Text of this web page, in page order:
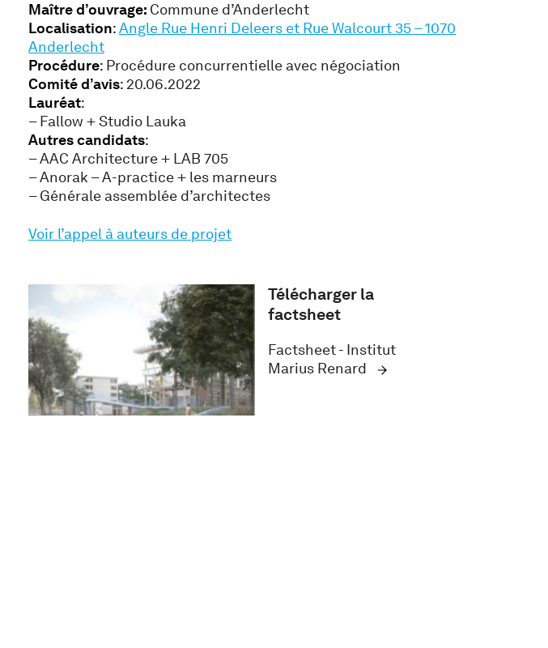
Maître d’ouvrage: Commune d’Anderlecht
Localisation:Angle Rue Henri Deleers et Rue Walcourt 35 – 1070
Anderlecht
Procédure: Procédure concurrentielle avec négociation
Comité d’avis: 20.06.2022
Lauréat:
– Fallow + Studio Lauka
Autres candidats:
– AAC Architecture + LAB 705
– Anorak – A-practice + les marneurs
– Générale assemblée d’architectes
Voir l’appel à auteurs de projet
Télécharger la
factsheet
Factsheet - Institut
Marius Renard